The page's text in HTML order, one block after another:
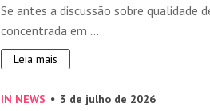
Se antes a discussão sobre qualidade
concentrada em ...
Leia mais
IN NEWS 3 de julho de 2026